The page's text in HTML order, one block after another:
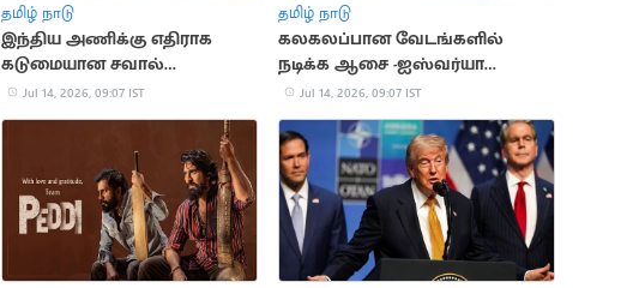
தமிழ் நாடு
இந்திய அணிக்கு எதிராக
கடுமையான சவால்
காத்திருக்கிறது: பென்
டக்கெட்
Jul 14, 2026, 09:07 IST
தமிழ் நாடு
கலகலப்பான வேடங்களில்
நடிக்க ஆசை -ஐஸ்வர்யா
ராஜேஷ்
Jul 14, 2026, 09:07 IST